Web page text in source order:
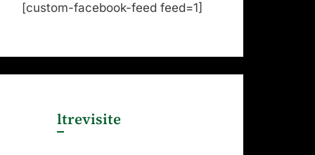
[custom-facebook-feed feed=1]
ltrevisite